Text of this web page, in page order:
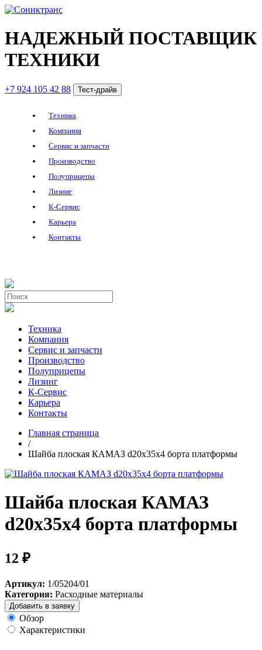
НАДЕЖНЫЙ ПОСТАВЩИК
ТЕХНИКИ
+7 924 105 42 88 Тест-драйв
Техника
Компания
Сервис и запчасти
Производство
Полуприцепы
Лизинг
К-Сервис
Карьера
Контакты
Техника
Компания
Сервис и запчасти
Производство
Полуприцепы
Лизинг
К-Сервис
Карьера
Контакты
Главная страница
/
Шайба плоская КАМАЗ d20х35х4 борта платформы
Шайба плоская КАМАЗ
d20х35х4 борта платформы
12 ₽
Артикул: 1/05204/01
Категория: Расходные материалы
Добавить в заявку
Обзор
Характеристики